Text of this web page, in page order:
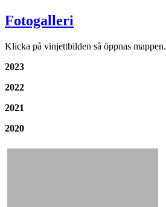
Fotogalleri
Klicka på vinjettbilden så öppnas mappen.
2023
2022
2021
2020